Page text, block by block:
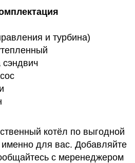
и турбина)
котёл по выгодной
для вас. Добавляйте
с меренеджером